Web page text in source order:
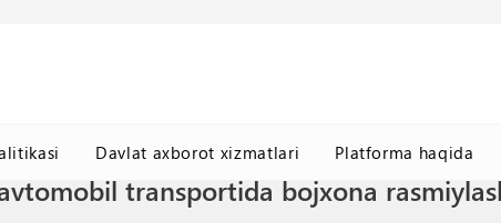
Davlat axborot xizmatlari Platforma haqida
transportida bojxona